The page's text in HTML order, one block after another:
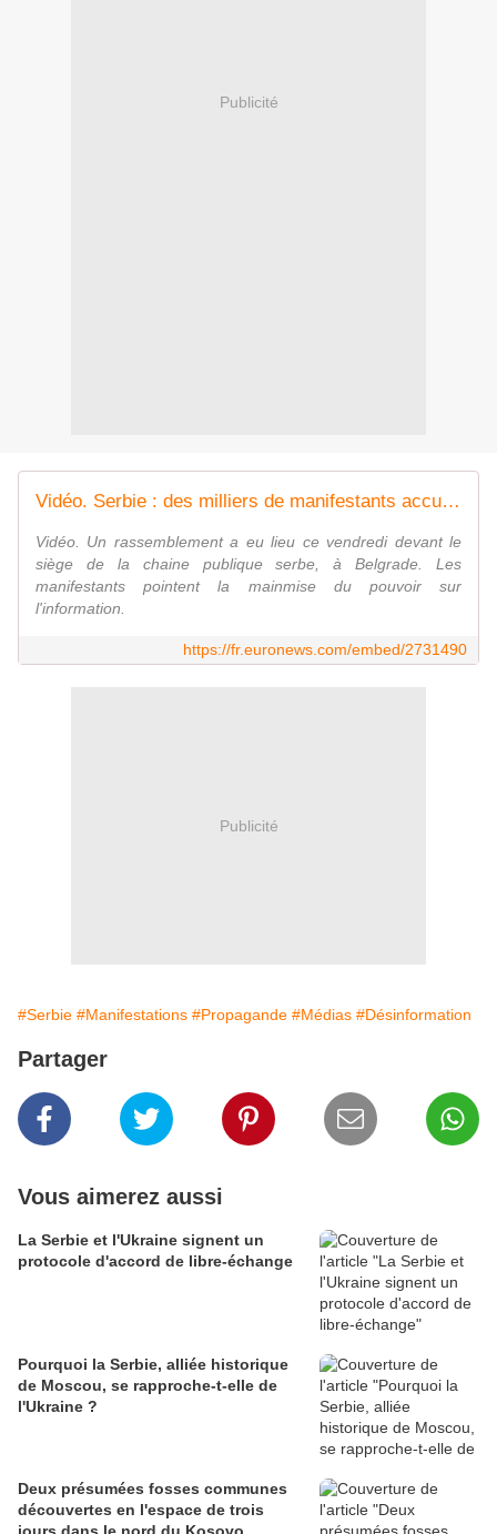
Publicité
Vidéo. Serbie : des milliers de manifestants accusent la télévision nationale de servir le gouvernement
Vidéo. Un rassemblement a eu lieu ce vendredi devant le
siège de la chaine publique serbe, à Belgrade. Les
manifestants pointent la mainmise du pouvoir sur
l'information.
https://fr.euronews.com/embed/2731490
Publicité
#Serbie #Manifestations #Propagande #Médias #Désinformation
Partager
Vous aimerez aussi
La Serbie et l'Ukraine signent un
protocole d'accord de libre-échange
Pourquoi la Serbie, alliée historique
de Moscou, se rapproche-t-elle de
l'Ukraine ?
Deux présumées fosses communes
découvertes en l'espace de trois